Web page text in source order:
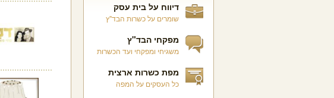
דיווח על בית עסק
שומרים על כשרות הבד"ץ
מפקחי הבד"ץ
משגיחי ומפקחי ועד הכשרות
מפת כשרות ארצית
כל העסקים על המפה